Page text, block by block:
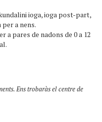
ioga, ioga post-part,
per a nens.
a pares de nadons de 0 a 12
Ens trobaràs el centre de